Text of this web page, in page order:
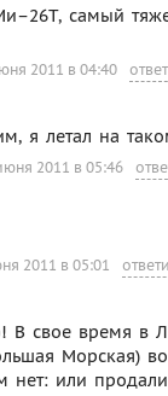
самый
2011 в 04:40
я летал на
2011 в 05:46
2011 в 05:01
В свое время в
Морская)
нет: или